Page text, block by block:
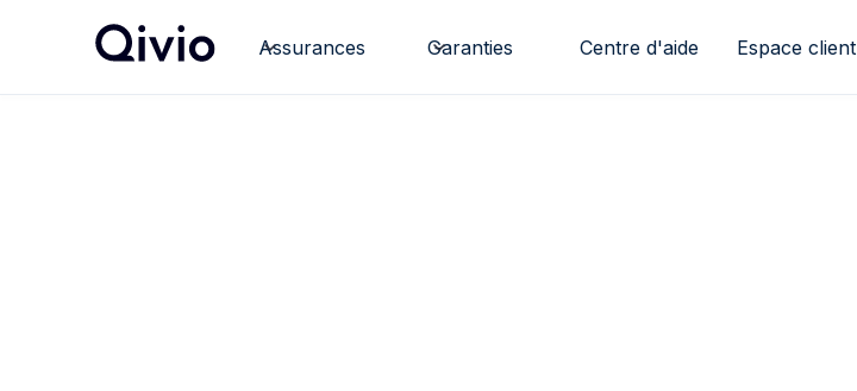
Assurances Garanties Centre d'aide Espace client